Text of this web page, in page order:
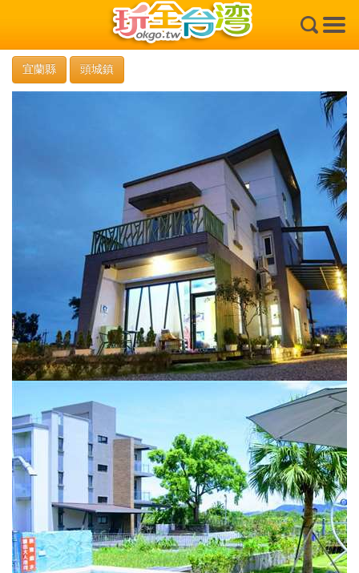
×
宜蘭縣 頭城鎮